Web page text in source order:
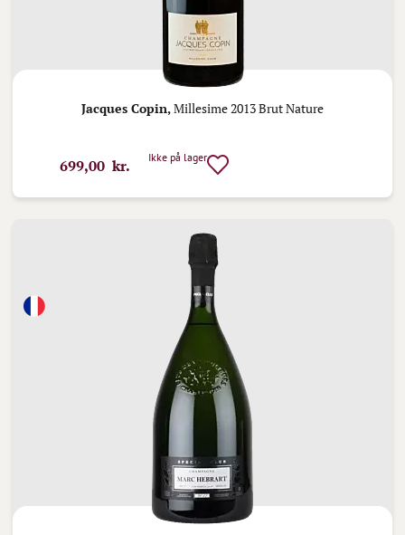
Jacques Copin,Millesime 2013 Brut Nature
699,00 kr. Ikke på lager